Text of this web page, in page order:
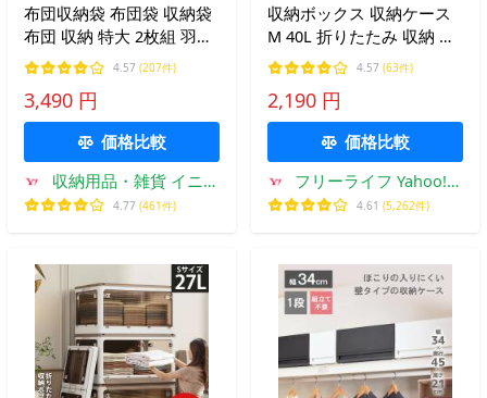
布団収納袋 布団袋 収納袋
布団 収納 特大 2枚組 羽毛
布団 収納 ケース 掛け布団
敷布団 まとめてスッキリ
持ち手 透明窓付 通気性 前
面 活性炭シート入
4.57 (207件)
3,490 円
価格比較
収納用品・雑貨 イニコ
ライフ
4.77 (461件)
収納ボックス 収納ケース
M 40L 折りたたみ 収納 ふ
た付き キャスター付き 5
面開き ホワイト 白 おしゃ
れ プラスチック 衣装ケー
ス コンテナ ボックス 衣類
4.57 (63件)
2,190 円
価格比較
フリーライフ Yahoo!シ
ョッピング店
4.61 (5,262件)